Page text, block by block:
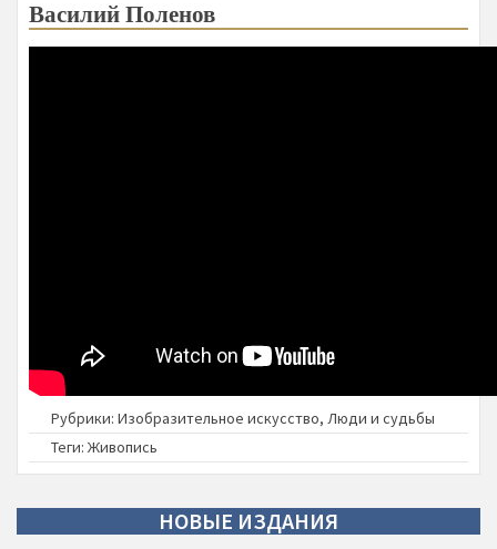
Василий Поленов
Рубрики: Изобразительное искусство, Люди и судьбы
Теги: Живопись
НОВЫЕ ИЗДАНИЯ